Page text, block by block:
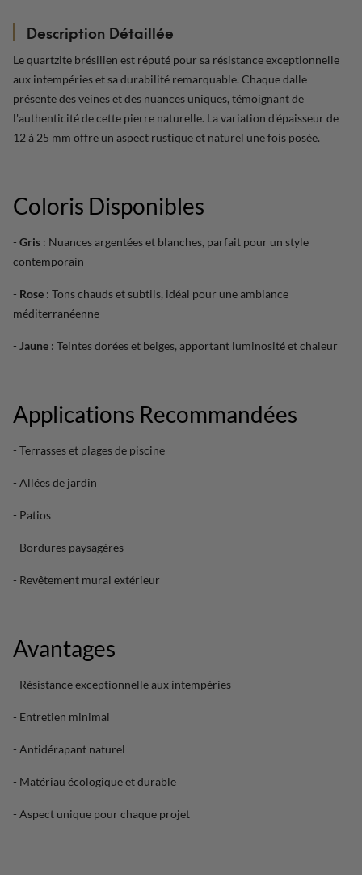
Description Détaillée
Le quartzite brésilien est réputé pour sa résistance exceptionnelle
aux intempéries et sa durabilité remarquable. Chaque dalle
présente des veines et des nuances uniques, témoignant de
l'authenticité de cette pierre naturelle. La variation d'épaisseur de
12 à 25 mm offre un aspect rustique et naturel une fois posée.
Coloris Disponibles
- Gris : Nuances argentées et blanches, parfait pour un style
contemporain
- Rose : Tons chauds et subtils, idéal pour une ambiance
méditerranéenne
- Jaune : Teintes dorées et beiges, apportant luminosité et chaleur
Applications Recommandées
- Terrasses et plages de piscine
- Allées de jardin
- Patios
- Bordures paysagères
- Revêtement mural extérieur
Avantages
- Résistance exceptionnelle aux intempéries
- Entretien minimal
- Antidérapant naturel
- Matériau écologique et durable
- Aspect unique pour chaque projet